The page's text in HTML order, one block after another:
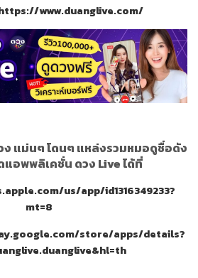
www.duanglive.com/
ง แม่นๆ โดนๆ แหล่งรวมหมอดูชื่อดัง
แอพพลิเคชั่น ดวง Live ได้ที่
us/app/id1316349233?
mt=8
store/apps/details?